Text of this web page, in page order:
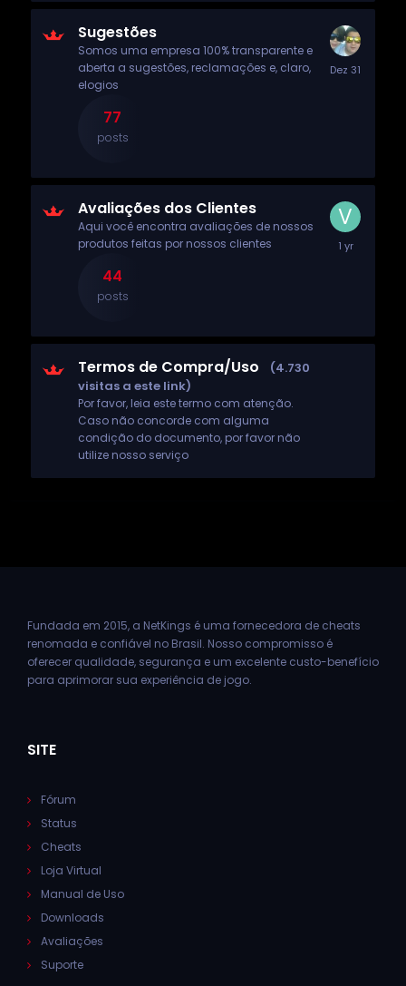
Sugestões
Somos uma empresa 100% transparente e
aberta a sugestões, reclamações e, claro,
elogios
77
posts
Avaliações dos Clientes
Aqui você encontra avaliações de nossos
produtos feitas por nossos clientes
44
posts
Termos de Compra/Uso
(4.730
visitas a este link)
Por favor, leia este termo com atenção.
Caso não concorde com alguma
condição do documento, por favor não
utilize nosso serviço
Fundada em 2015, a NetKings é uma fornecedora de cheats
renomada e confiável no Brasil. Nosso compromisso é
oferecer qualidade, segurança e um excelente custo-benefício
para aprimorar sua experiência de jogo.
SITE
Fórum
Status
Cheats
Loja Virtual
Manual de Uso
Downloads
Avaliações
Suporte